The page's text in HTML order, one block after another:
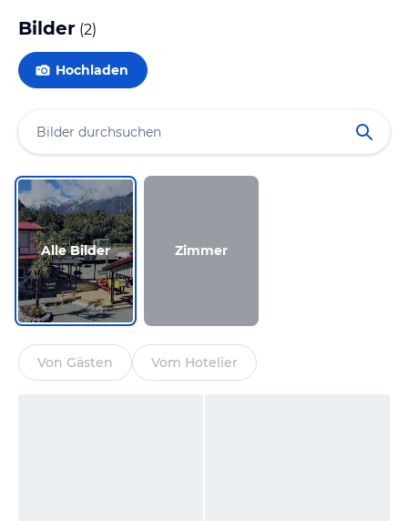
Bilder (2)
Hochladen
Alle Bilder Zimmer
Von Gästen Vom Hotelier